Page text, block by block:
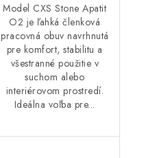
Model CXS Stone Apatit
O2 je ľahká členková
pracovná obuv navrhnutá
pre komfort, stabilitu a
všestranné použitie v
suchom alebo
interiérovom prostredí.
Ideálna voľba pre...